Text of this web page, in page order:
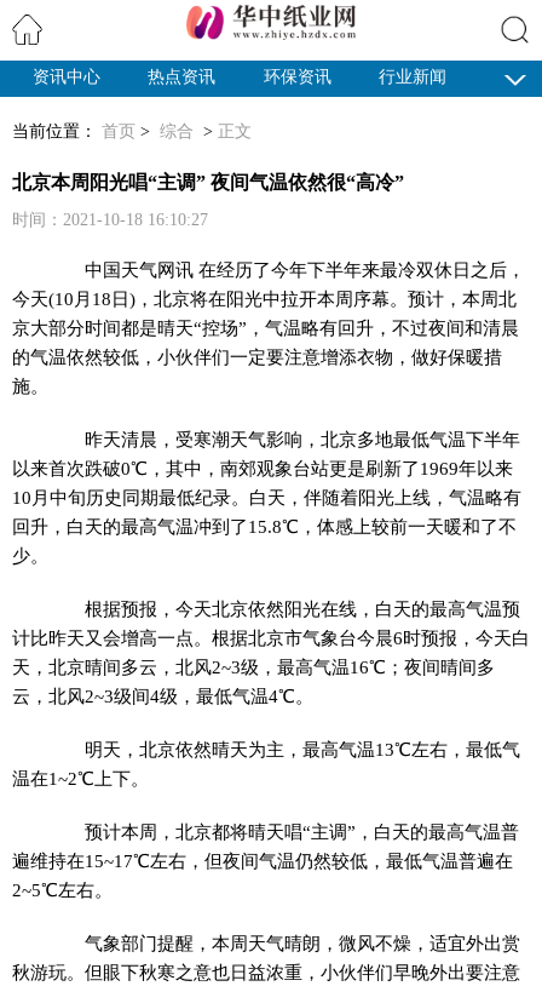
搜索
资讯中心 热点资讯 环保资讯
行业新闻
当前位置： 首页 > 综合 > 正文
北京本周阳光唱“主调” 夜间气温依然很“高冷”
时间：2021-10-18 16:10:27
中国天气网讯 在经历了今年下半年来最冷双休日之后，
今天(10月18日)，北京将在阳光中拉开本周序幕。预计，本周北
京大部分时间都是晴天“控场”，气温略有回升，不过夜间和清晨
的气温依然较低，小伙伴们一定要注意增添衣物，做好保暖措
施。
昨天清晨，受寒潮天气影响，北京多地最低气温下半年
以来首次跌破0℃，其中，南郊观象台站更是刷新了1969年以来
10月中旬历史同期最低纪录。白天，伴随着阳光上线，气温略有
回升，白天的最高气温冲到了15.8℃，体感上较前一天暖和了不
少。
根据预报，今天北京依然阳光在线，白天的最高气温预
计比昨天又会增高一点。根据北京市气象台今晨6时预报，今天白
天，北京晴间多云，北风2~3级，最高气温16℃；夜间晴间多
云，北风2~3级间4级，最低气温4℃。
明天，北京依然晴天为主，最高气温13℃左右，最低气
温在1~2℃上下。
预计本周，北京都将晴天唱“主调”，白天的最高气温普
遍维持在15~17℃左右，但夜间气温仍然较低，最低气温普遍在
2~5℃左右。
气象部门提醒，本周天气晴朗，微风不燥，适宜外出赏
秋游玩。但眼下秋寒之意也日益浓重，小伙伴们早晚外出要注意